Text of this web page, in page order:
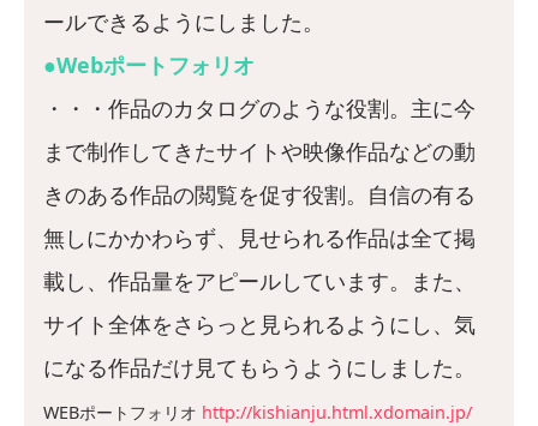
ールできるようにしました。
●Webポートフォリオ
・・・作品のカタログのような役割。主に今
まで制作してきたサイトや映像作品などの動
きのある作品の閲覧を促す役割。自信の有る
無しにかかわらず、見せられる作品は全て掲
載し、作品量をアピールしています。また、
サイト全体をさらっと見られるようにし、気
になる作品だけ見てもらうようにしました。
WEBポートフォリオ http://kishianju.html.xdomain.jp/